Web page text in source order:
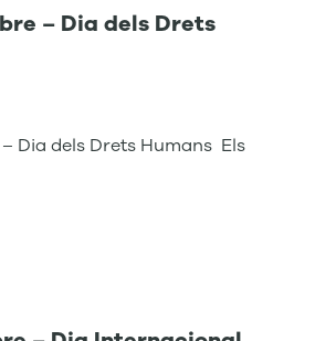
– Dia dels Drets
Dia dels Drets Humans Els